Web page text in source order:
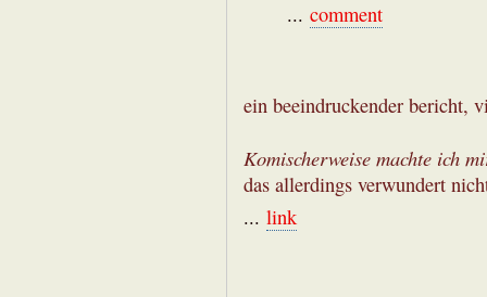
... comment
ein beeindruckender bericht,
Komischerweise machte ich
das allerdings verwundert
... link